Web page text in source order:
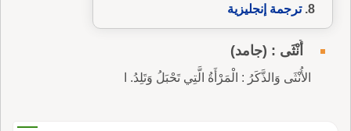
ترجمة إنجليزية
أُنْثَى : (جامد)
الأُنْثَى وَالذَّكَرُ : الْمَرْأَةُ الَّتِي تَحْبَلُ وَتَلِدُ. ا